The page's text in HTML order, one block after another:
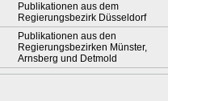
Publikationen aus dem
Regierungsbezirk Düsseldorf
Publikationen aus den
Regierungsbezirken Münster,
Arnsberg und Detmold